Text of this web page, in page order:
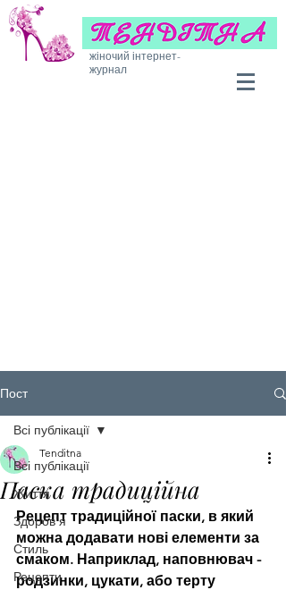
жіночий інтернет-
журнал
Пост
Всі публікації
Життя
Здоров'я
Стиль
Рецепти
Всі публікації
Паска традиційна
Tenditna
Рецепт традиційної паски, в який
можна додавати нові елементи за
смаком. Наприклад, наповнювач -
родзинки, цукати, або терту